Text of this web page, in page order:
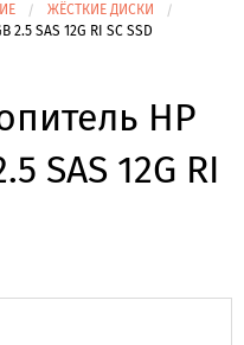
ЖЁСТКИЕ ДИСКИ
SAS 12G RI SC SSD
HP
SAS 12G RI